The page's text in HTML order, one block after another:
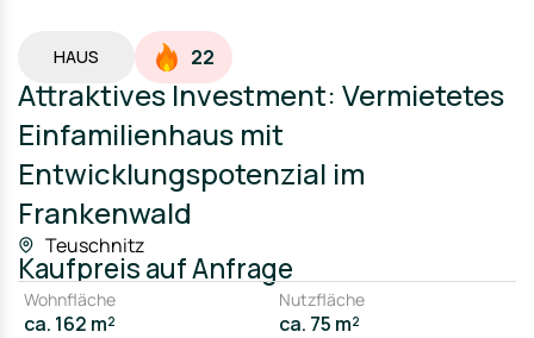
HAUS 22
Attraktives Investment: Vermietetes
Einfamilienhaus mit
Entwicklungspotenzial im
Frankenwald
Teuschnitz
Kaufpreisauf Anfrage
Wohnfläche
ca. 162 m²
Nutzfläche
ca. 75 m²